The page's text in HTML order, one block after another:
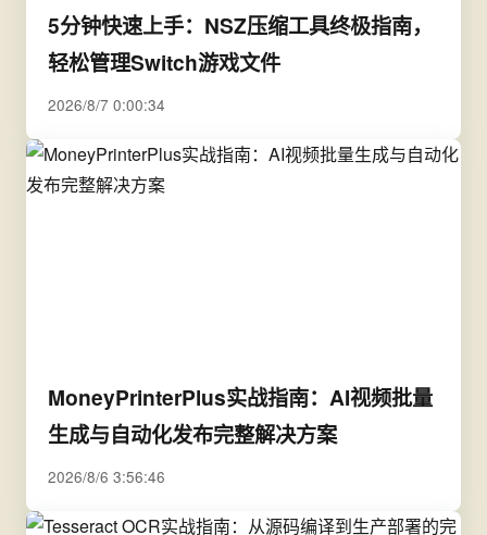
5分钟快速上手：NSZ压缩工具终极指南，
轻松管理Switch游戏文件
2026/8/7 0:00:34
MoneyPrinterPlus实战指南：AI视频批量
生成与自动化发布完整解决方案
2026/8/6 3:56:46